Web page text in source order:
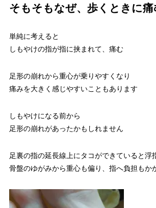
そもそもなぜ、歩くときに
単純に考えると
しもやけの指が指に挟まれて、痛む
足形の崩れから重心が乗りやすくなり
痛みを大きく感じやすいこともあります
しもやけになる前から
足形の崩れがあったかもしれません
足裏の指の延長線上にタコができていると浮
骨盤のゆがみから重心も偏り、指へ負担もか